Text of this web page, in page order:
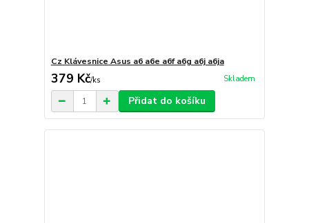
Cz Klávesnice Asus a6 a6e a6f a6g a6j a6ja
379 Kč/ks Skladem
Přidat do košíku